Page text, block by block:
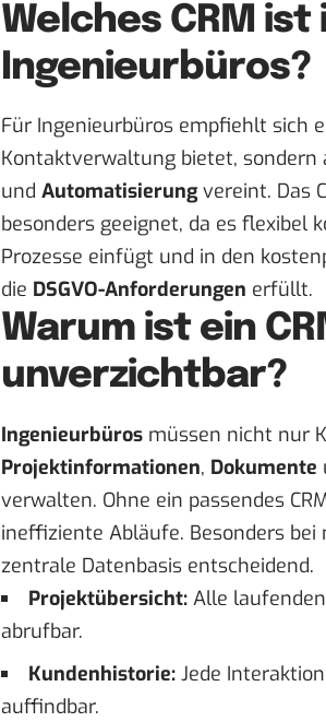
Welches CRM
Ingenieurbüros?
Für Ingenieurbüros empfiehlt sich
Kontaktverwaltung bietet, sondern
und Automatisierungvereint. Das
besonders geeignet, da es flexibel
Prozesse einfügt und in den
die DSGVO-Anforderungen erfüllt.
Warum ist ein
unverzichtbar?
Ingenieurbüros müssen nicht nur
Projektinformationen, Dokumente
verwalten. Ohne ein passendes
ineffiziente Abläufe. Besonders
zentrale Datenbasis entscheidend.
Projektübersicht: Alle
abrufbar.
Kundenhistorie: Jede
auffindbar.